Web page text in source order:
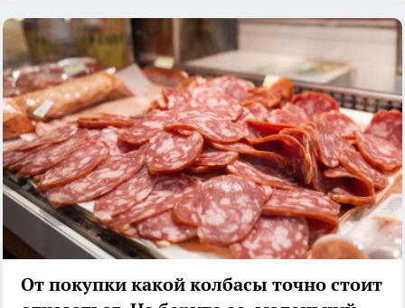
От покупки какой колбасы точно стоит